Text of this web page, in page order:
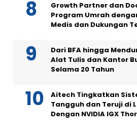
Growth Partner dan
Program Umrah
Medis dan Dukungan
Dari BFA hingga
Alat Tulis dan Kantor
Selama 20 Tahun
Aitech Tingkatkan
Tangguh dan Teruji di
Dengan NVIDIA IGX Thor